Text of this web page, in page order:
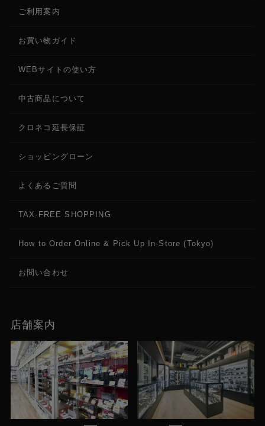
ご利用案内
お買い物ガイド
WEBサイトの使い方
中古商品について
クロネコ延長保証
ショッピングローン
よくあるご質問
TAX-FREE SHOPPING
How to Order Online & Pick Up In-Store (Tokyo)
お問い合わせ
店舗案内